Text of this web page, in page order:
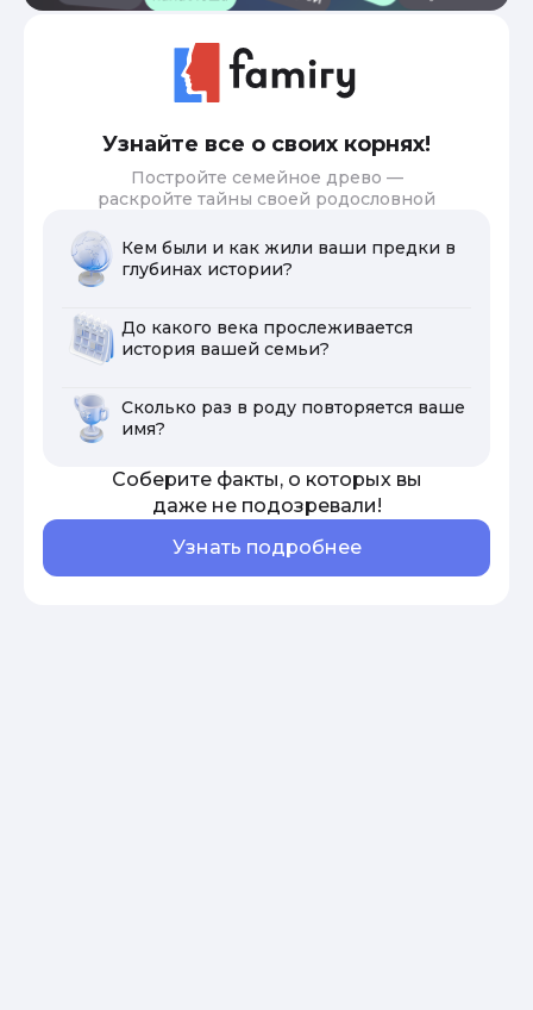
Узнайте все о своих корнях!
Постройте семейное древо —
раскройте тайны своей родословной
Кем были и как жили ваши предки в
глубинах истории?
До какого века прослеживается
история вашей семьи?
Сколько раз в роду повторяется ваше
имя?
Соберите факты, о которых вы
даже не подозревали!
Узнать подробнее